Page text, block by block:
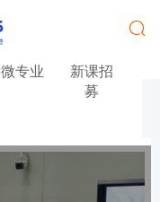
微专业
新课招
募